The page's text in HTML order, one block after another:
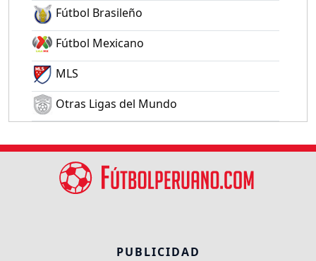
Fútbol Brasileño
Fútbol Mexicano
MLS
Otras Ligas del Mundo
PUBLICIDAD